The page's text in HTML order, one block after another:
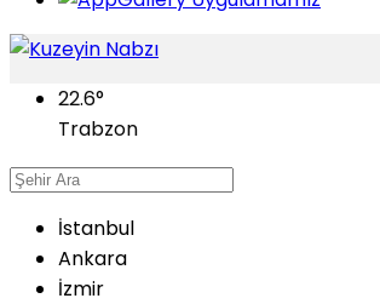
22.6°
Trabzon
İstanbul
Ankara
İzmir